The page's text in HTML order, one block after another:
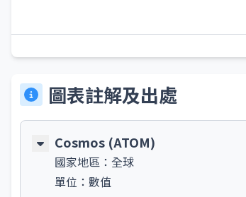
圖表註解及出處
Cosmos (ATOM)
國家地區： 全球
單位： 數值